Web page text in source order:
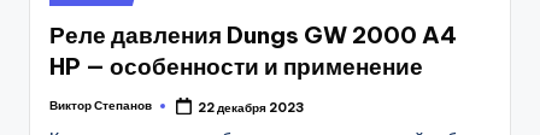
in
Реле давления Dungs GW 2000 A4
HP — особенности и применение
Posted
Виктор Степанов 22 декабря 2023